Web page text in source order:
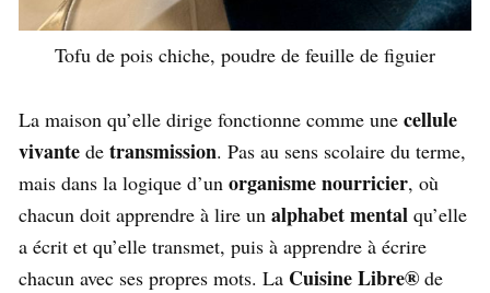
Tofu de pois chiche, poudre de feuille de figuier
La maison qu’elle dirige fonctionne comme une cellule
vivante de transmission. Pas au sens scolaire du terme,
mais dans la logique d’un organisme nourricier, où
chacun doit apprendre à lire un alphabet mental qu’elle
a écrit et qu’elle transmet, puis à apprendre à écrire
chacun avec ses propres mots. La Cuisine Libre®️ de